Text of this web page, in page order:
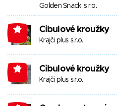
Golden Snack, s.r.o.
-4 Cibulové kroužky
Krajči plus s.r.o.
-4 Cibulové kroužky
Krajči plus s.r.o.